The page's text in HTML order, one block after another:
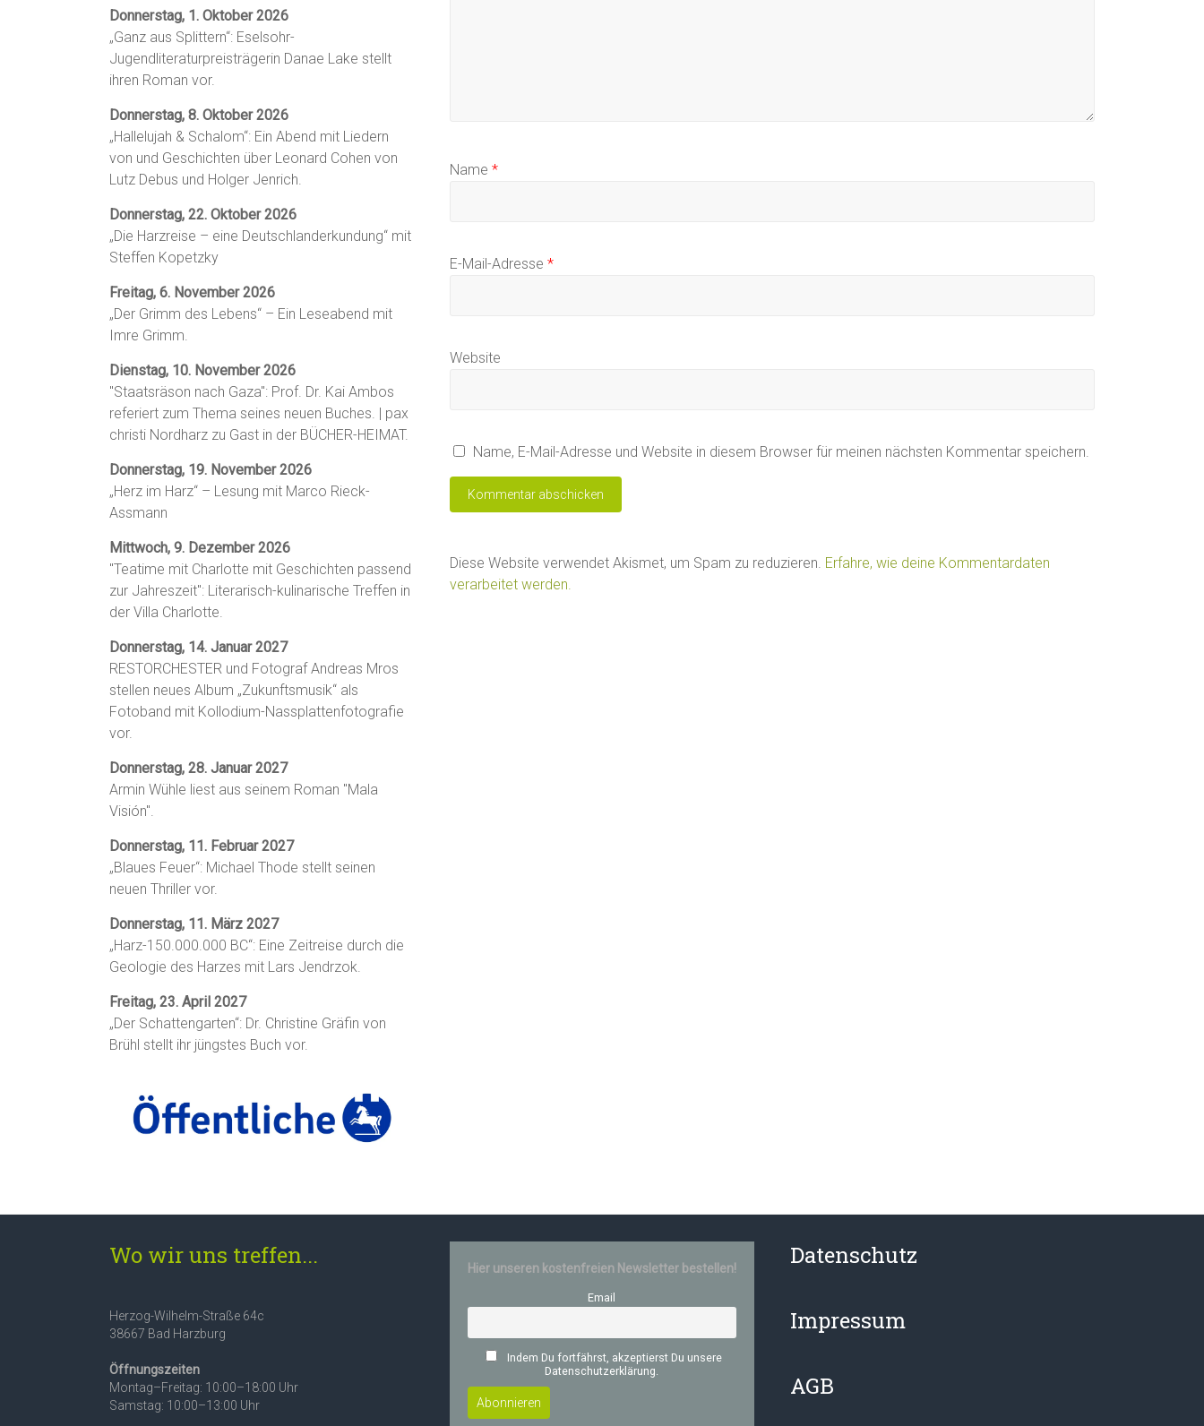
Name *
E-Mail-Adresse *
Website
Name, E-Mail-Adresse und Website in diesem Browser für meinen nächsten Kommentar speichern.
Diese Website verwendet Akismet, um Spam zu reduzieren. Erfahre, wie deine Kommentardaten
verarbeitet werden.
Donnerstag, 1. Oktober 2026
„Ganz aus Splittern“: Eselsohr-
Jugendliteraturpreisträgerin Danae Lake stellt
ihren Roman vor.
Donnerstag, 8. Oktober 2026
„Hallelujah & Schalom“: Ein Abend mit Liedern
von und Geschichten über Leonard Cohen von
Lutz Debus und Holger Jenrich.
Donnerstag, 22. Oktober 2026
„Die Harzreise – eine Deutschlanderkundung“ mit
Steffen Kopetzky
Freitag, 6. November 2026
„Der Grimm des Lebens“ – Ein Leseabend mit
Imre Grimm.
Dienstag, 10. November 2026
"Staatsräson nach Gaza": Prof. Dr. Kai Ambos
referiert zum Thema seines neuen Buches. | pax
christi Nordharz zu Gast in der BÜCHER-HEIMAT.
Donnerstag, 19. November 2026
„Herz im Harz“ – Lesung mit Marco Rieck-
Assmann
Mittwoch, 9. Dezember 2026
"Teatime mit Charlotte mit Geschichten passend
zur Jahreszeit": Literarisch-kulinarische Treffen in
der Villa Charlotte.
Donnerstag, 14. Januar 2027
RESTORCHESTER und Fotograf Andreas Mros
stellen neues Album „Zukunftsmusik“ als
Fotoband mit Kollodium-Nassplattenfotografie
vor.
Donnerstag, 28. Januar 2027
Armin Wühle liest aus seinem Roman "Mala
Visión".
Donnerstag, 11. Februar 2027
„Blaues Feuer“: Michael Thode stellt seinen
neuen Thriller vor.
Donnerstag, 11. März 2027
„Harz-150.000.000 BC“: Eine Zeitreise durch die
Geologie des Harzes mit Lars Jendrzok.
Freitag, 23. April 2027
„Der Schattengarten“: Dr. Christine Gräfin von
Brühl stellt ihr jüngstes Buch vor.
Wo wir uns treffen...
Herzog-Wilhelm-Straße 64c
38667 Bad Harzburg
Öffnungszeiten
Montag–Freitag: 10:00–18:00 Uhr
Samstag: 10:00–13:00 Uhr
Hier unseren kostenfreien Newsletter bestellen!
Email
Indem Du fortfährst, akzeptierst Du unsere
Datenschutzerklärung.
Datenschutz
Impressum
AGB